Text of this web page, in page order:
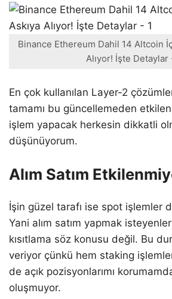
Binance Ethereum Dahil 14 Altcoin
Alıyor! İşte Detaylar
En çok kullanılan Layer-2
tamamı bu güncellemeden
işlem yapacak herkesin dikkatli
düşünüyorum.
Alım Satım
İşin güzel tarafı ise spot işlemler
Yani alım satım yapmak
kısıtlama söz konusu değil. Bu
veriyor çünkü hem staking
de açık pozisyonlarımı
oluşmuyor.